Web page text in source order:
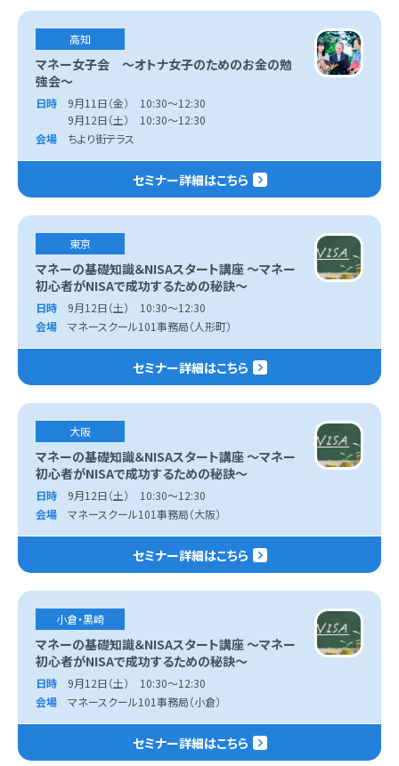
高知
マネー女子会 ～オトナ女子のためのお金の勉
強会～
日時
9月11日（金） 10:30～12:30
9月12日（土） 10:30～12:30
会場
ちより街テラス
セミナー詳細はこちら
東京
マネーの基礎知識＆NISAスタート講座 ～マネー
初心者がNISAで成功するための秘訣～
日時
9月12日（土） 10:30～12:30
会場
マネースクール101事務局（人形町）
セミナー詳細はこちら
大阪
マネーの基礎知識＆NISAスタート講座 ～マネー
初心者がNISAで成功するための秘訣～
日時
9月12日（土） 10:30～12:30
会場
マネースクール101事務局（大阪）
セミナー詳細はこちら
小倉・黒崎
マネーの基礎知識＆NISAスタート講座 ～マネー
初心者がNISAで成功するための秘訣～
日時
9月12日（土） 10:30～12:30
会場
マネースクール101事務局（小倉）
セミナー詳細はこちら